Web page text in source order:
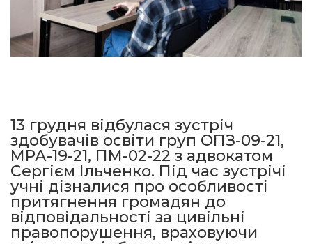
13 грудня відбулася зустріч
здобувачів освіти груп ОПЗ-09-21,
МРА-19-21, ПМ-02-22 з адвокатом
Сергієм Ільченко​. Під час зустрічі
учні дізналися про особливості
притягнення громадян до
відповідальності за цивільні
правопорушення, враховуючи